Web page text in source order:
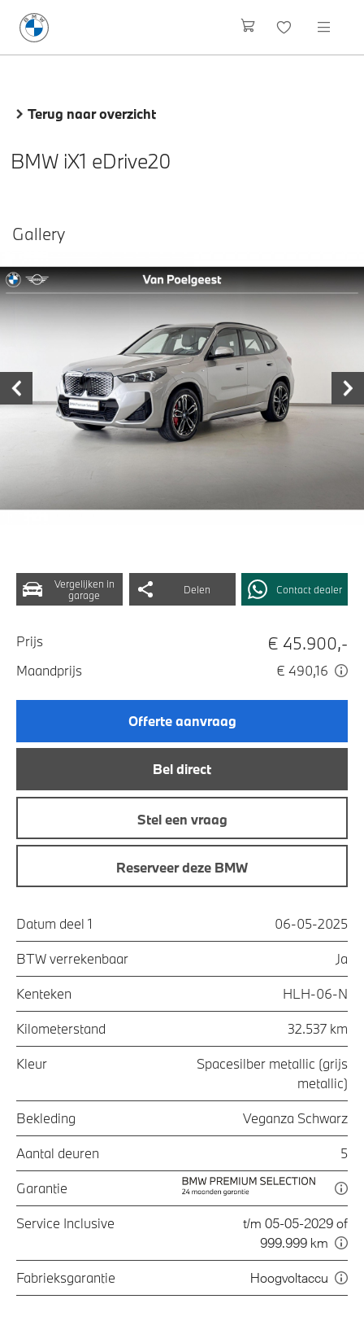
Terug naar overzicht
BMW iX1 eDrive20
Vergelijken in
garage
Delen Contact dealer
Prijs € 45.900,-
Maandprijs € 490,16
Offerte aanvraag
Bel direct
Stel een vraag
Reserveer deze BMW
Datum deel 1 06-05-2025
BTW verrekenbaar Ja
Kenteken HLH-06-N
Kilometerstand 32.537 km
Kleur
Spacesilber metallic (grijs
metallic)
Bekleding Veganza Schwarz
Aantal deuren 5
Garantie
Service Inclusive
t/m 05-05-2029 of
999.999 km
Fabrieksgarantie Hoogvoltaccu
Gallery